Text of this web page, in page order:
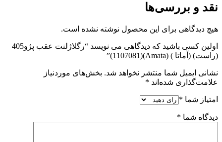
نقد و بررسی‌ها
هیچ دیدگاهی برای این محصول نوشته نشده است.
اولین کسی باشید که دیدگاهی می نویسد “رگلاژلنت عقب پژو405
(راست) (آماتا ) (Amata)(1107081)”
نشانی ایمیل شما منتشر نخواهد شد. بخش‌های موردنیاز
علامت‌گذاری شده‌اند *
امتیاز شما *
دیدگاه شما *